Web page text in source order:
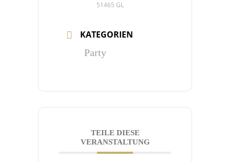
51465 GL
KATEGORIEN
Party
TEILE DIESE
VERANSTALTUNG